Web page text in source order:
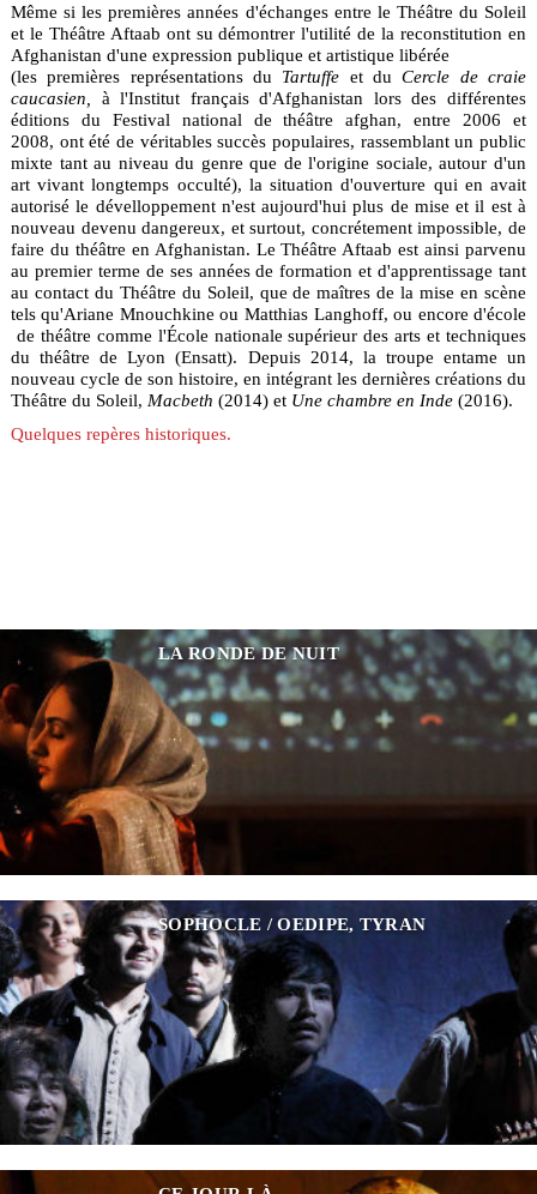
Même si les premières années d'échanges entre le Théâtre du Soleil
et le Théâtre Aftaab ont su démontrer l'utilité de la reconstitution en
Afghanistan d'une expression publique et artistique libérée
(les premières représentations du Tartuffe et duCercle de craie
caucasien,
à l'Institut français d'Afghanistan lors des différentes
éditions du Festival national de théâtre afghan, entre 2006 et
2008, ont été de véritables succès populaires, rassemblant un public
mixte tant au niveau du genre que de l'origine sociale, autour d'un
art vivant longtemps occulté), la situation d'ouverture qui en avait
autorisé le dévelloppement n'est aujourd'hui plus de mise et il est à
nouveau devenu dangereux, et surtout, concrétement impossible, de
faire du théâtre en Afghanistan. Le Théâtre Aftaab est ainsi parvenu
au premier terme de ses années de formation et d'apprentissage tant
au contact du Théâtre du Soleil, que de maîtres de la mise en scène
tels qu'Ariane Mnouchkine ou Matthias Langhoff, ou encore d'école
de théâtre comme l'École nationale supérieur des arts et techniques
du théâtre de Lyon (Ensatt). Depuis 2014, la troupe entame un
nouveau cycle de son histoire, en intégrant les dernières créations du
Théâtre du Soleil, Macbeth (2014) et Une chambre en Inde (2016).
Quelques repères historiques.
LA RONDE DE NUIT
SOPHOCLE / OEDIPE, TYRAN